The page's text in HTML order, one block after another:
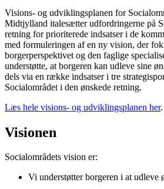
Visions- og udviklingsplanen for
Midtjylland italesætter udfordringerne på
retning for prioriterede indsatser i de
med formuleringen af en ny vision, der
borgerperspektivet og den faglige
understøtte, at borgeren kan udleve sine
dels via en række indsatser i tre
Socialområdet i den ønskede retning.
Læs hele visions- og udviklingsplanen her.
Visionen
Socialområdets vision er:
Vi understøtter borgeren i at udleve